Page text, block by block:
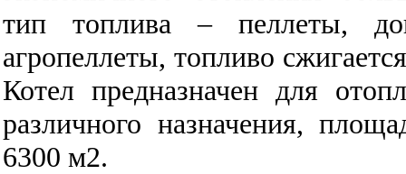
тип топлива – пеллеты,
агропеллеты, топливо
Котел предназначен для
различного назначения,
6300 м2.